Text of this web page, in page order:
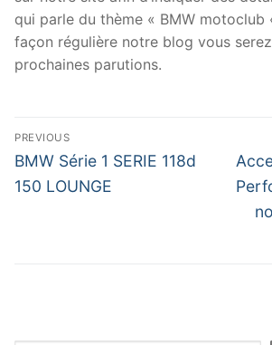
qui parle du thème « BMW motoclub
façon régulière notre blog vous
prochaines parutions.
Navigation
de
l’article
PREVIOUS
Previous
post:
BMW Série 1 SERIE 118d
150 LOUNGE
Next
post: